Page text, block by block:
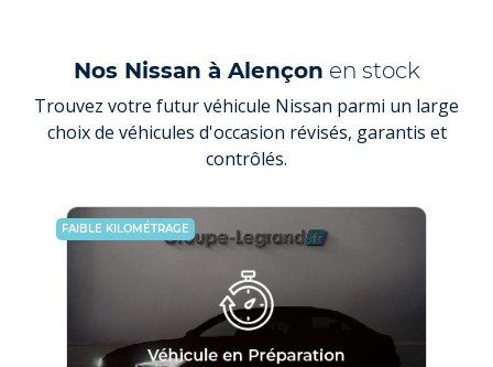
Nos Nissan à Alençon en stock
Trouvez votre futur véhicule Nissan parmi un large
choix de véhicules d'occasion révisés, garantis et
contrôlés.
FAIBLE KILOMÉTRAGE